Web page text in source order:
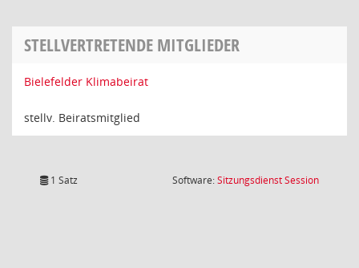
STELLVERTRETENDE MITGLIEDER
Bielefelder Klimabeirat
stellv. Beiratsmitglied
1 Satz Software:SitzungsdienstSession(Wird in